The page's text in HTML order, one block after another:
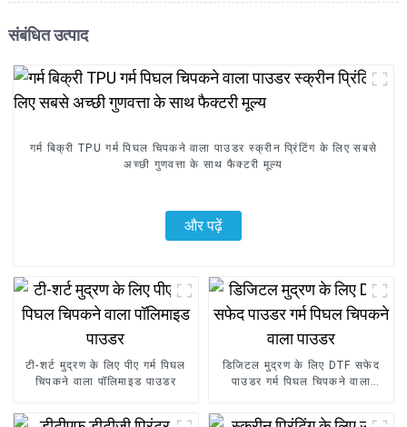
संबंधित उत्पाद
गर्म बिक्री TPU गर्म पिघल चिपकने वाला पाउडर स्क्रीन प्रिंटिंग के लिए सबसे
अच्छी गुणवत्ता के साथ फैक्टरी मूल्य
और पढ़ें
टी-शर्ट मुद्रण के लिए पीए गर्म पिघल
चिपकने वाला पॉलिमाइड पाउडर
डिजिटल मुद्रण के लिए DTF सफेद
पाउडर गर्म पिघल चिपकने वाला